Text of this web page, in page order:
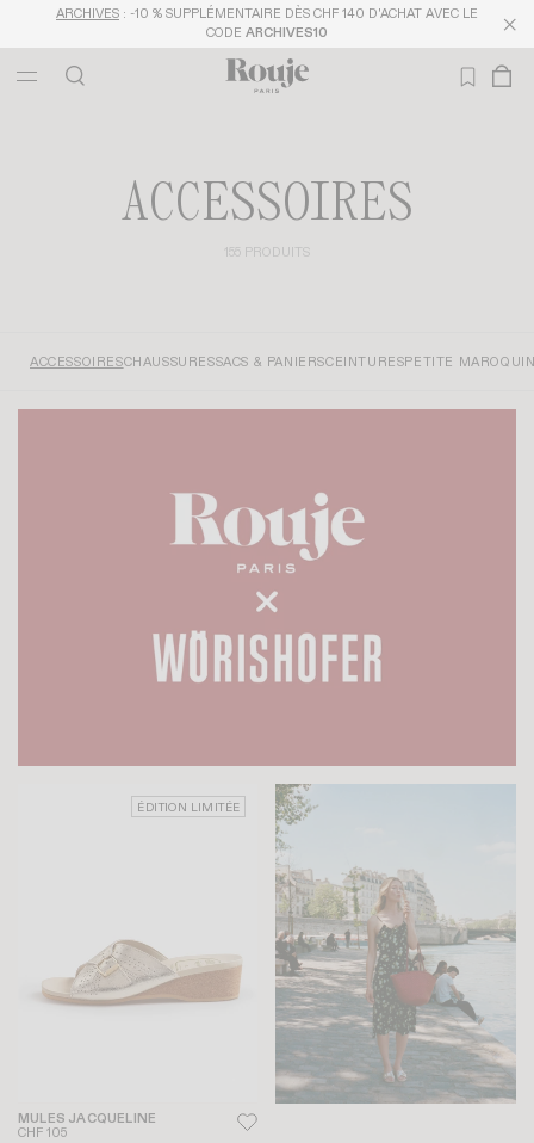
ARCHIVES : -10 % SUPPLÉMENTAIRE DÈS CHF 140 D'ACHAT AVEC LE
CODE ARCHIVES10
ACCESSOIRES
155 PRODUITS
ACCESSOIRESCHAUSSURESSACS & PANIERSCEINTURESPETITE
ÉDITION LIMITÉE
MULES JACQUELINE
CHF 105